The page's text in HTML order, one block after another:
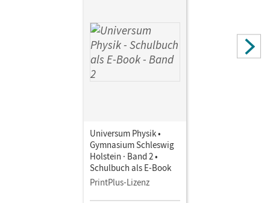
Universum Physik •
Gymnasium Schleswig
Holstein · Band 2 •
Schulbuch als E-Book
PrintPlus-Lizenz